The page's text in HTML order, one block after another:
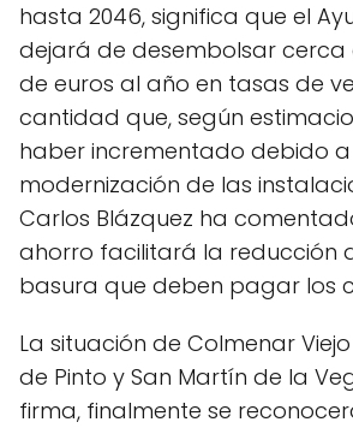
hasta 2046, significa que el
dejará de desembolsar cerca
de euros al año en tasas de
cantidad que, según
haber incrementado debido
modernización de las
Carlos Blázquez ha
ahorro facilitará la reducción
basura que deben pagar los
La situación de Colmenar
de Pinto y San Martín de la
firma, finalmente se